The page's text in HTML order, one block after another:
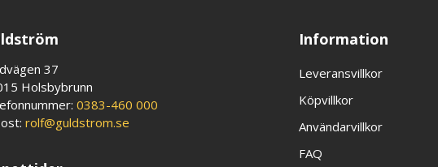
37
Holsbybrunn
0383-460 000
rolf@guldstrom.se
Information
Leveransvillkor
Köpvillkor
Användarvillkor
FAQ